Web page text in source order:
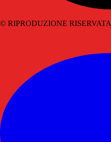
© RIPRODUZIONE RISERVATA